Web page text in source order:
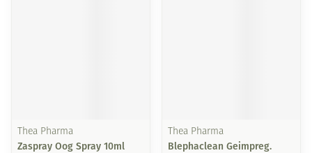
Thea Pharma
Zaspray Oog Spray 10ml
Thea Pharma
Blephaclean Geimpreg.